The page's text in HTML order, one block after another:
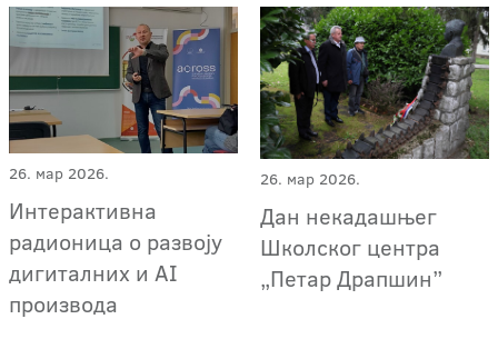
26. мар 2026.
Интерактивна
радионица о развоју
дигиталних и AI
производа
26. мар 2026.
Дан некадашњег
Школског центра
„Петар Драпшин”